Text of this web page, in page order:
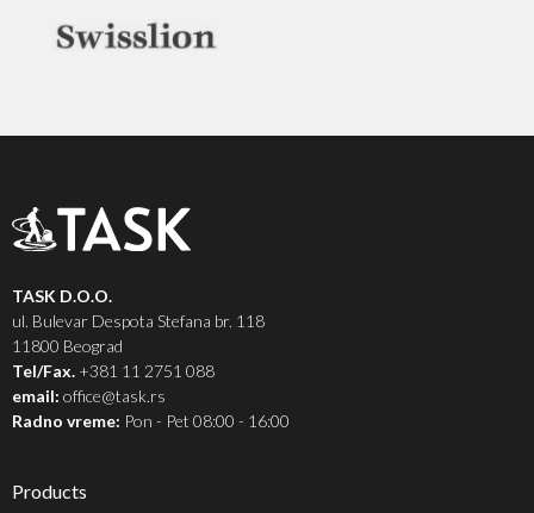
TASK D.O.O.
ul. Bulevar Despota Stefana br. 118
11800 Beograd
Tel/Fax. +381 11 2751 088
email: office@task.rs
Radno vreme: Pon - Pet 08:00 - 16:00
Products